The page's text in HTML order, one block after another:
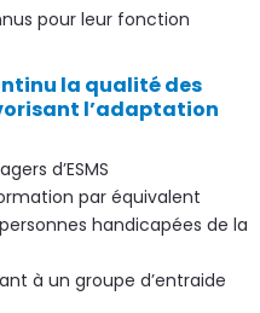
pour leur fonction
la qualité des
l’adaptation
d’ESMS
par équivalent
handicapées de la
à un groupe d’entraide